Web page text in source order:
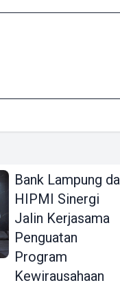
Bank Lampung
HIPMI Sinergi
Jalin Kerjasama
Penguatan
Program
Kewirausahaan